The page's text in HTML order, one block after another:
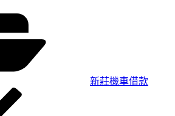
新莊機車借款